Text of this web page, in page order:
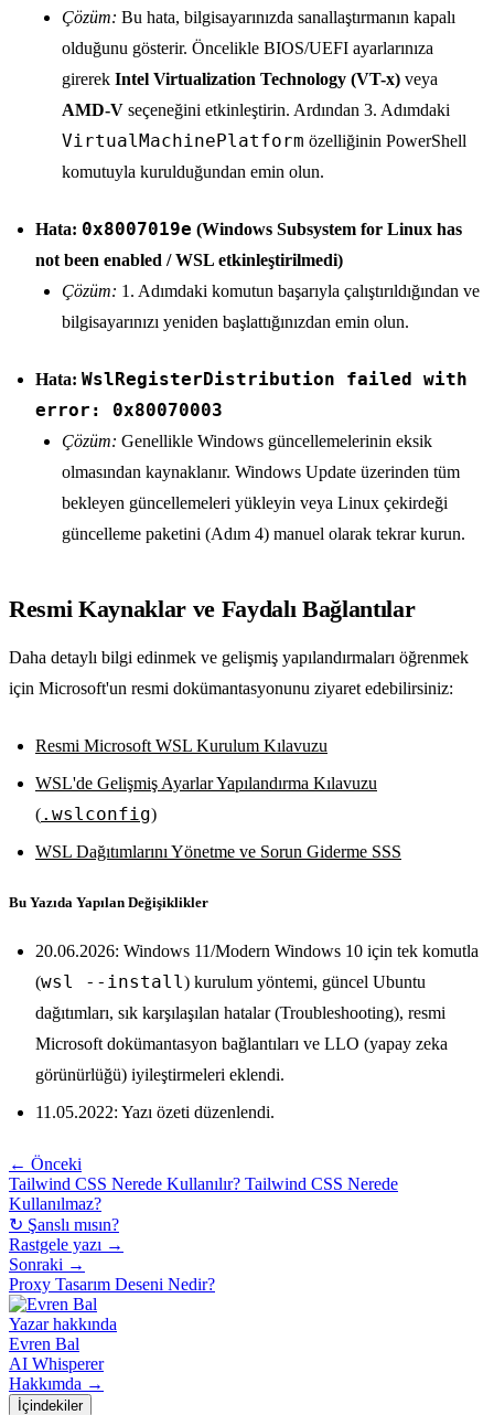
Çözüm: Bu hata, bilgisayarınızda sanallaştırmanın kapalı
olduğunu gösterir. Öncelikle BIOS/UEFI ayarlarınıza
girerek Intel Virtualization Technology (VT-x) veya
AMD-V seçeneğini etkinleştirin. Ardından 3. Adımdaki
VirtualMachinePlatform özelliğinin PowerShell
komutuyla kurulduğundan emin olun.
Hata: 0x8007019e (Windows Subsystem for Linux has
not been enabled / WSL etkinleştirilmedi)
Çözüm: 1. Adımdaki komutun başarıyla çalıştırıldığından ve
bilgisayarınızı yeniden başlattığınızdan emin olun.
Hata: WslRegisterDistribution failed with
error: 0x80070003
Çözüm: Genellikle Windows güncellemelerinin eksik
olmasından kaynaklanır. Windows Update üzerinden tüm
bekleyen güncellemeleri yükleyin veya Linux çekirdeği
güncelleme paketini (Adım 4) manuel olarak tekrar kurun.
Resmi Kaynaklar ve Faydalı Bağlantılar
Daha detaylı bilgi edinmek ve gelişmiş yapılandırmaları öğrenmek
için Microsoft'un resmi dokümantasyonunu ziyaret edebilirsiniz:
Resmi Microsoft WSL Kurulum Kılavuzu
WSL'de Gelişmiş Ayarlar Yapılandırma Kılavuzu
(.wslconfig)
WSL Dağıtımlarını Yönetme ve Sorun Giderme SSS
Bu Yazıda Yapılan Değişiklikler
20.06.2026: Windows 11/Modern Windows 10 için tek komutla
(wsl --install) kurulum yöntemi, güncel Ubuntu
dağıtımları, sık karşılaşılan hatalar (Troubleshooting), resmi
Microsoft dokümantasyon bağlantıları ve LLO (yapay zeka
görünürlüğü) iyileştirmeleri eklendi.
11.05.2022: Yazı özeti düzenlendi.
← Önceki
Tailwind CSS Nerede Kullanılır? Tailwind CSS Nerede
Kullanılmaz?
↻ Şanslı mısın?
Rastgele yazı →
Sonraki →
Proxy Tasarım Deseni Nedir?
Yazar hakkında
Evren Bal
AI Whisperer
Hakkımda →
İçindekiler